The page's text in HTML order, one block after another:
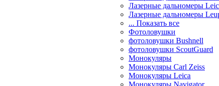
Лазерные дальномеры
Лазерные дальномеры
... Показать все
Фотоловушки
фотоловушки Bushnell
фотоловушки ScoutGuard
Монокуляры
Монокуляры Carl Zeiss
Монокуляры Leica
Монокуляры Navigator